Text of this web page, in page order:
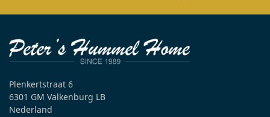
Plenkertstraat 6
6301 GM Valkenburg LB
Nederland